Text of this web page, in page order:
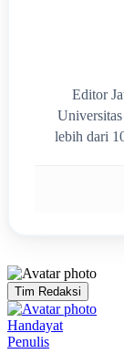
Editor
lebih dari
Tim Redaksi
Handayat
Penulis